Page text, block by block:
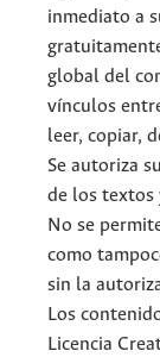
inmediato a
global del
vínculos
leer, copiar,
Se autoriza
de los textos
No se
como
sin la
Los
Licencia